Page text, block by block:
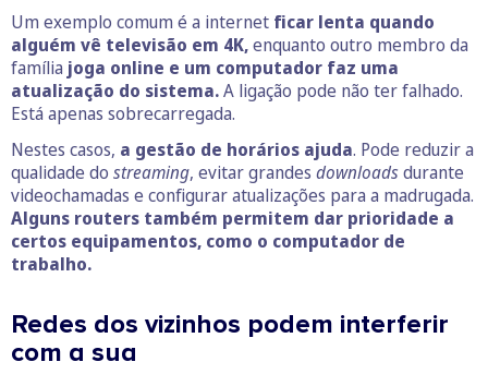
Um exemplo comum é a internet ficar lenta quando
alguém vê televisão em 4K,enquanto outro membro da
família joga online e um computador faz uma
atualização do sistema.A ligação pode não ter falhado.
Está apenas sobrecarregada.
Nestes casos, a gestão de horários ajuda. Pode reduzir a
qualidade do streaming, evitar grandes downloadsdurante
videochamadas e configurar atualizações para a madrugada.
Alguns routers também permitem dar prioridade a
certos equipamentos, como o computador de
trabalho.
Redes dos vizinhos podem interferir
com a sua